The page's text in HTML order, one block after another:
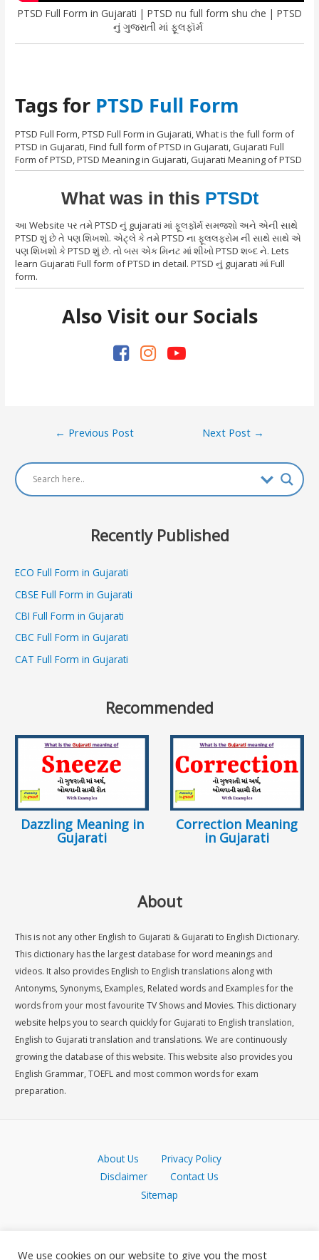
PTSD Full Form in Gujarati | PTSD nu full form shu che | PTSD
નું ગુજરાતી માં ફૂલફૉર્મ
Tags for PTSD Full Form
PTSD Full Form, PTSD Full Form in Gujarati, What is the full form of
PTSD in Gujarati, Find full form of PTSD in Gujarati, Gujarati Full
Form of PTSD, PTSD Meaning in Gujarati, Gujarati Meaning of PTSD
What was in this PTSDt
આ Website પર તમે PTSD નું gujarati માં ફૂલફૉર્મ સમજશો અને એની સાથે
PTSD શું છે તે પણ શિખશો. એટ્લે કે તમે PTSD ના ફૂલલફરોમ ની સાથે સાથે એ
પણ શિખશો કે PTSD શું છે. તો બસ એક મિનટ માં શીખો PTSD શબ્દ ને. Lets
learn Gujarati Full form of PTSD in detail. PTSD નું gujarati માં Full
form.
Also Visit our Socials
Post
← Previous Post Next Post →
Recently Published
ECO Full Form in Gujarati
CBSE Full Form in Gujarati
CBI Full Form in Gujarati
CBC Full Form in Gujarati
CAT Full Form in Gujarati
Recommended
Dazzling Meaning in
Gujarati
Correction Meaning
in Gujarati
About
This is not any other English to Gujarati & Gujarati to English Dictionary.
This dictionary has the largest database for word meanings and
videos. It also provides English to English translations along with
Antonyms, Synonyms, Examples, Related words and Examples for the
words from your most favourite TV Shows and Movies. This dictionary
website helps you to search quickly for Gujarati to English translation,
English to Gujarati translation and translations. We are continuously
growing the database of this website. This website also provides you
English Grammar, TOEFL and most common words for exam
preparation.
About Us Privacy Policy
Disclaimer
Contact Us
Sitemap
We use cookies on our website to give you the most